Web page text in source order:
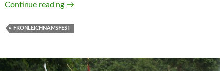
Continue reading Fronleichnamfest 2023
→
FRONLEICHNAMSFEST